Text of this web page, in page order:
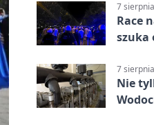
7
Race
szuka
7
Nie